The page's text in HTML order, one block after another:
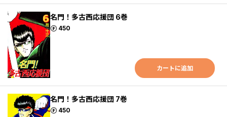
名門！多古西応援団 6巻
450
ポイント
カートに追加
名門！多古西応援団 7巻
450
ポイント